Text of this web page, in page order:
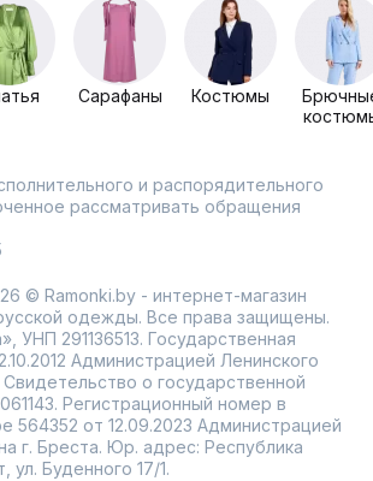
Сарафаны Костюмы
и распорядительного
рассматривать обращения
© Ramonki.by - интернет-магазин
одежды. Все права защищены.
УНП 291136513. Государственная
Администрацией Ленинского
Свидетельство о государственной
Регистрационный номер в
564352 от 12.09.2023 Администрацией
г. Бреста. Юр. адрес: Республика
ул. Буденного 17/1.